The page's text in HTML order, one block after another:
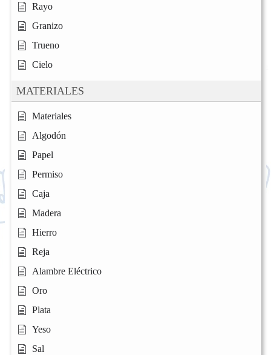
Rayo
Granizo
Trueno
Cielo
MATERIALES
Materiales
Algodón
Papel
Permiso
Caja
Madera
Hierro
Reja
Alambre Eléctrico
Oro
Plata
Yeso
Sal